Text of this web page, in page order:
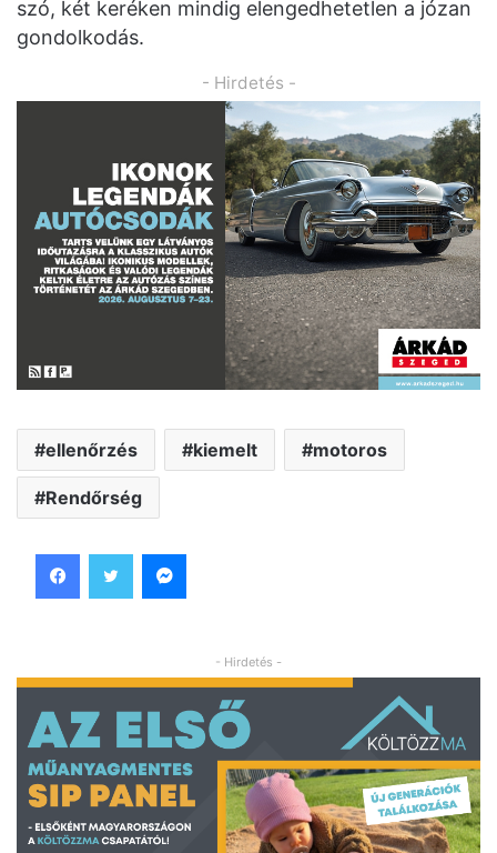
szó, két keréken mindig elengedhetetlen a józan
gondolkodás.
- Hirdetés -
ellenőrzés kiemelt motoros
Rendőrség
- Hirdetés -